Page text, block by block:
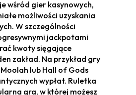
wśród gier kasynowych,
możliwości uzyskania
W szczególności
jackpotami
kwoty sięgające
zakład. Na przykład gry
lub Hall of Gods
wypłat. Ruletka
gra, w której możesz